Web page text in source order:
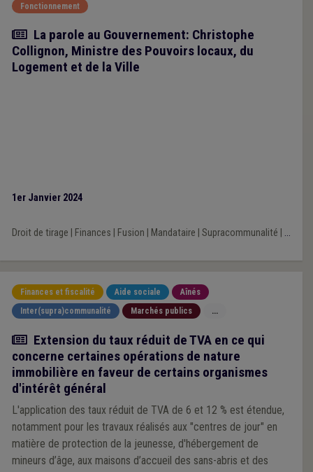
Fonctionnement
Article
La parole au Gouvernement: Christophe
Collignon, Ministre des Pouvoirs locaux, du
Logement et de la Ville
1er Janvier 2024
Droit de tirage Finances Fusion Mandataire Supracommunalité ...
Finances et fiscalité Aide sociale
Aînés
Inter(supra)communalité
Marchés publics ...
Actualité
Extension du taux réduit de TVA en ce qui
concerne certaines opérations de nature
immobilière en faveur de certains organismes
d'intérêt général
L'application des taux réduit de TVA de 6 et 12 % est étendue,
notamment pour les travaux réalisés aux "centres de jour" en
matière de protection de la jeunesse, d'hébergement de
mineurs d’âge, aux maisons d’accueil des sans-abris et des